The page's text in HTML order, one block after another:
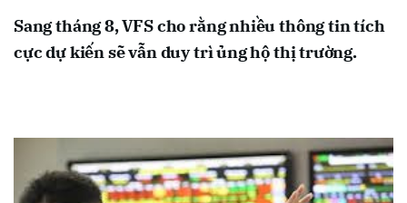
Sang tháng 8, VFS cho rằng nhiều thông tin tích
cực dự kiến sẽ vẫn duy trì ủng hộ thị trường.